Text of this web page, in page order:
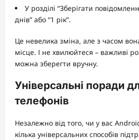
У розділі “Зберігати
днів” або “1 рік”.
Це невелика зміна, але з часом
місце. І не хвилюйтеся – важливі
можна зберегти вручну.
Універсальні поради
телефонів
Незалежно від того, чи у вас
кілька універсальних способів